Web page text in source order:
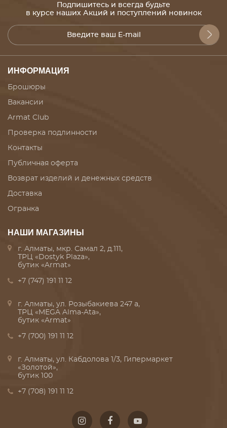
Подпишитесь и всегда будьте
в курсе наших Акций и поступлений новинок
ИНФОРМАЦИЯ
Брошюры
Вакансии
Armat Club
Проверка подлинности
Контакты
Публичная оферта
Возврат изделий и денежных средств
Доставка
Огранка
НАШИ МАГАЗИНЫ
г. Алматы, мкр. Самал 2, д.111,
ТРЦ «Dostyk Plaza»,
бутик «Armat»
+7 (747) 191 11 12
г. Алматы, ул. Розыбакиева 247 а,
ТРЦ «MEGA Alma-Ata»,
бутик «Armat»
+7 (700) 191 11 12
г. Алматы, ул. Кабдолова 1/3, Гипермаркет
«Золотой»,
бутик 100
+7 (708) 191 11 12